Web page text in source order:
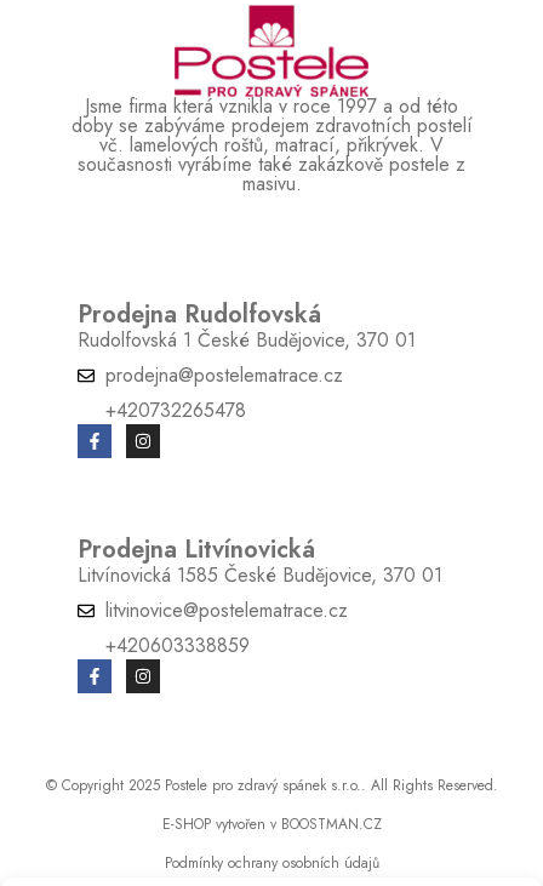
Jsme firma která vznikla v roce 1997 a od této
doby se zabýváme prodejem zdravotních postelí
vč. lamelových roštů, matrací, přikrývek. V
současnosti vyrábíme také zakázkově postele z
masivu.
Prodejna Rudolfovská
Rudolfovská 1 České Budějovice, 370 01
prodejna@postelematrace.cz
+420732265478
Prodejna Litvínovická
Litvínovická 1585 České Budějovice, 370 01
litvinovice@postelematrace.cz
+420603338859
© Copyright 2025 Postele pro zdravý spánek s.r.o.. All Rights Reserved.
E-SHOP vytvořen v BOOSTMAN.CZ
Podmínky ochrany osobních údajů